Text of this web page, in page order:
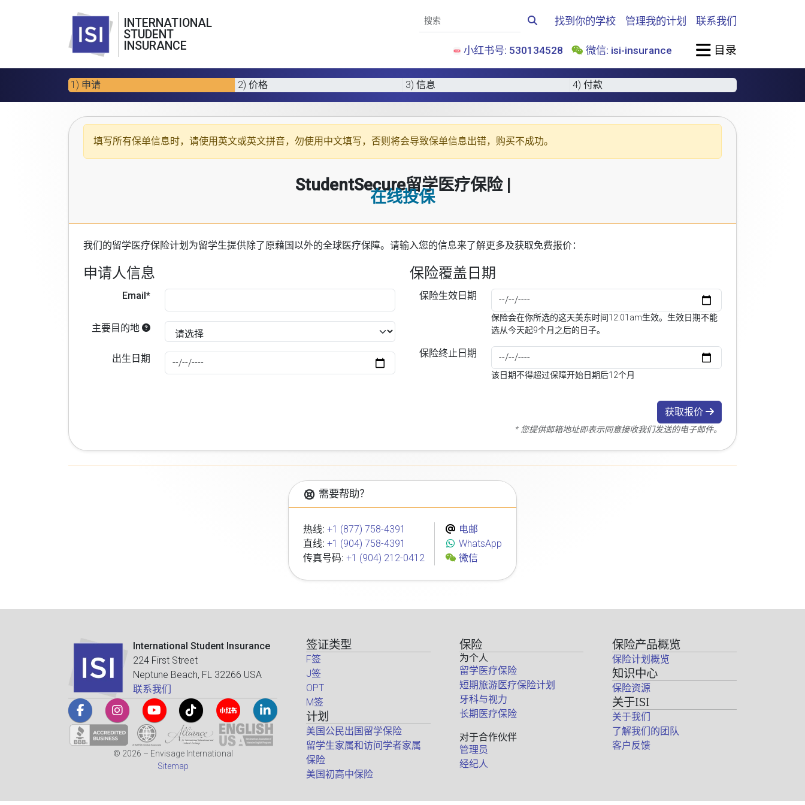
INTERNATIONAL
STUDENT
INSURANCE
找到你的学校 管理我的计划 联系我们
小红书号: 530134528 微信: isi-insurance 目录
1) 申请 2) 价格 3) 信息 4) 付款
填写所有保单信息时，请使用 英文或英文拼音，勿使用中文填写，否则将会导致保单信息出错，购买不成功。
StudentSecure留学医疗保险 |
在线投保
我们的留学医疗保险计划 为留学生提供除了原藉国以外的全球医疗保障。请输入您的信息来了解更多及获取免费报价：
申请人信息
Email*
主要目的地
出生日期
保险覆盖日期
保险生效日期
保险会在你所选的这天美东时间12:01am生效。生效日期不能
选从今天起9个月之后的日子。
保险终止日期
该日期不得超过保障开始日期后12个月
获取报价
* 您提供邮箱地址即表示同意接收我们发送的电子邮件。
需要帮助？
热线: +1 (877) 758-4391
直线: +1 (904) 758-4391
传真号码: +1 (904) 212-0412
电邮
WhatsApp
微信
International Student Insurance
224 First Street
Neptune Beach, FL 32266 USA
联系我们
© 2026 – Envisage International
Sitemap
签证类型
F签
J签
OPT
M签
计划
美国公民出国留学保险
留学生家属和访问学者家属
保险
美国初高中保险
保险
为个人
留学医疗保险
短期旅游医疗保险计划
牙科与视力
长期医疗保险
对于合作伙伴
管理员
经纪人
保险产品概览
保险计划概览
知识中心
保险资源
关于ISI
关于我们
了解我们的团队
客户反馈